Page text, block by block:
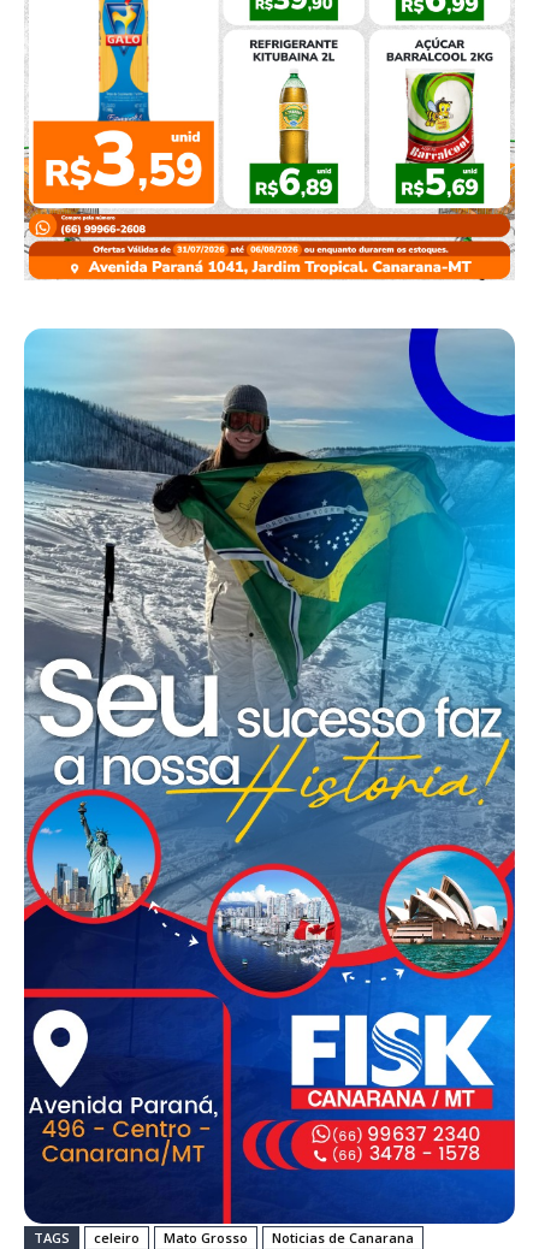
TAGS celeiro Mato Grosso
Noticias de Canarana